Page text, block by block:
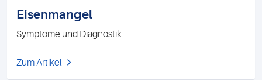
Eisenmangel
Symptome und Diagnostik
Zum Artikel